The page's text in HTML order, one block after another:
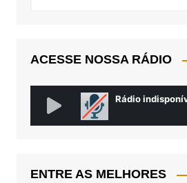
ACESSE NOSSA RÁDIO
ENTRE AS MELHORES